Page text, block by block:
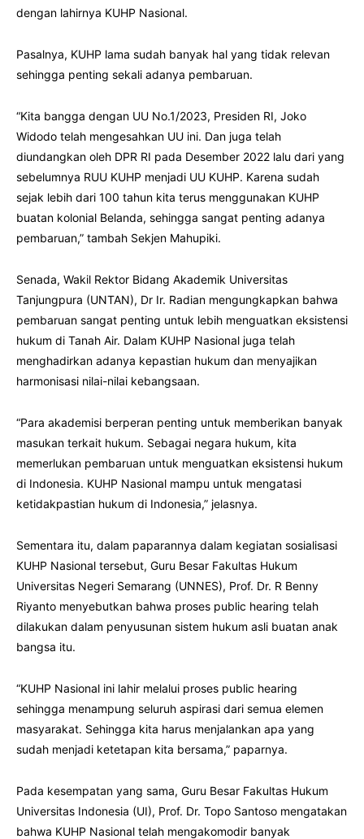
dengan lahirnya KUHP Nasional.
Pasalnya, KUHP lama sudah banyak hal yang tidak relevan
sehingga penting sekali adanya pembaruan.
“Kita bangga dengan UU No.1/2023, Presiden RI, Joko
Widodo telah mengesahkan UU ini. Dan juga telah
diundangkan oleh DPR RI pada Desember 2022 lalu dari yang
sebelumnya RUU KUHP menjadi UU KUHP. Karena sudah
sejak lebih dari 100 tahun kita terus menggunakan KUHP
buatan kolonial Belanda, sehingga sangat penting adanya
pembaruan,” tambah Sekjen Mahupiki.
Senada, Wakil Rektor Bidang Akademik Universitas
Tanjungpura (UNTAN), Dr Ir. Radian mengungkapkan bahwa
pembaruan sangat penting untuk lebih menguatkan eksistensi
hukum di Tanah Air. Dalam KUHP Nasional juga telah
menghadirkan adanya kepastian hukum dan menyajikan
harmonisasi nilai-nilai kebangsaan.
“Para akademisi berperan penting untuk memberikan banyak
masukan terkait hukum. Sebagai negara hukum, kita
memerlukan pembaruan untuk menguatkan eksistensi hukum
di Indonesia. KUHP Nasional mampu untuk mengatasi
ketidakpastian hukum di Indonesia,” jelasnya.
Sementara itu, dalam paparannya dalam kegiatan sosialisasi
KUHP Nasional tersebut, Guru Besar Fakultas Hukum
Universitas Negeri Semarang (UNNES), Prof. Dr. R Benny
Riyanto menyebutkan bahwa proses public hearing telah
dilakukan dalam penyusunan sistem hukum asli buatan anak
bangsa itu.
“KUHP Nasional ini lahir melalui proses public hearing
sehingga menampung seluruh aspirasi dari semua elemen
masyarakat. Sehingga kita harus menjalankan apa yang
sudah menjadi ketetapan kita bersama,” paparnya.
Pada kesempatan yang sama, Guru Besar Fakultas Hukum
Universitas Indonesia (UI), Prof. Dr. Topo Santoso mengatakan
bahwa KUHP Nasional telah mengakomodir banyak